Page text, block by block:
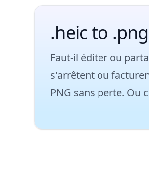
.heic to
Faut-il éditer ou
s'arrêtent ou
PNG sans perte. Ou